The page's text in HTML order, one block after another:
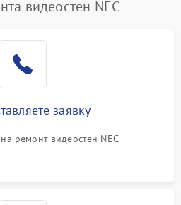
видеостен NEC
заявку
на ремонт видеостен NEC